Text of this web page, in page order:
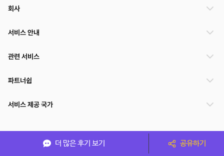
더 많은 후기 보기 공유하기
회사
서비스 안내
관련 서비스
파트너쉽
서비스 제공 국가
(주)NSPACE 사업자정보